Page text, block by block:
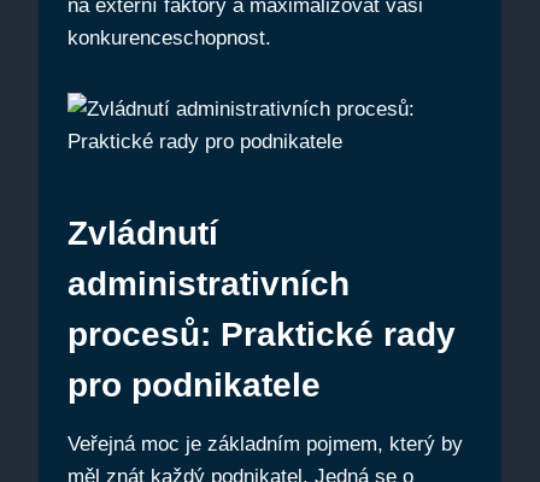
na externí faktory a maximalizovat vaši
konkurenceschopnost.
Zvládnutí
administrativních
procesů: Praktické rady
pro podnikatele
Veřejná moc je základním pojmem, který by
měl znát každý podnikatel. Jedná se o